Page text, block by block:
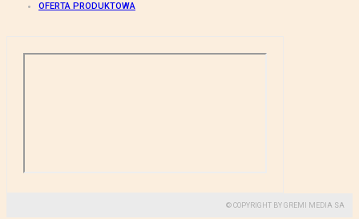
OFERTA PRODUKTOWA
© COPYRIGHT BY GREMI MEDIA SA